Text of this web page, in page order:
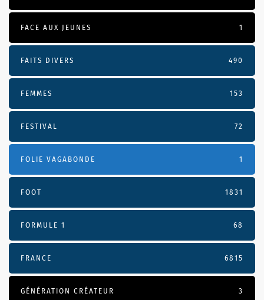
FACE AUX JEUNES 1
FAITS DIVERS 490
FEMMES 153
FESTIVAL 72
FOLIE VAGABONDE 1
FOOT 1831
FORMULE 1 68
FRANCE 6815
GÉNÉRATION CRÉATEUR 3